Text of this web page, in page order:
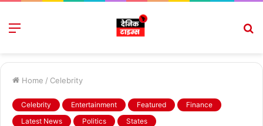
Menu
Home / Celebrity
Celebrity Entertainment Featured
Finance
Latest News
Politics States